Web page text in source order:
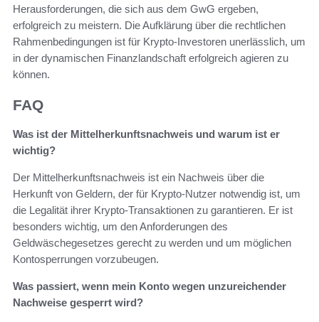
Herausforderungen, die sich aus dem GwG ergeben,
erfolgreich zu meistern. Die Aufklärung über die rechtlichen
Rahmenbedingungen ist für Krypto-Investoren unerlässlich, um
in der dynamischen Finanzlandschaft erfolgreich agieren zu
können.
FAQ
Was ist der Mittelherkunftsnachweis und warum ist er
wichtig?
Der Mittelherkunftsnachweis ist ein Nachweis über die
Herkunft von Geldern, der für Krypto-Nutzer notwendig ist, um
die Legalität ihrer Krypto-Transaktionen zu garantieren. Er ist
besonders wichtig, um den Anforderungen des
Geldwäschegesetzes gerecht zu werden und um möglichen
Kontosperrungen vorzubeugen.
Was passiert, wenn mein Konto wegen unzureichender
Nachweise gesperrt wird?